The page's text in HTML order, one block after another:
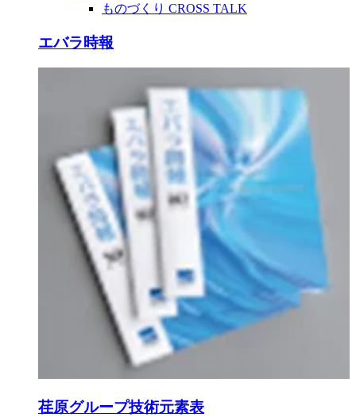
ものづくり CROSS TALK
エバラ時報
荏原グループ技術元素表